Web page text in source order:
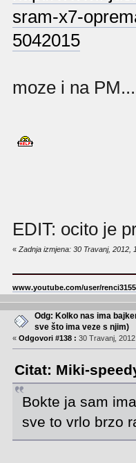
sram-x7-
5042015
moze i na PM...
EDIT: ocito je
« Zadnja izmjena: 30 Travanj, 2012,
www.youtube.com/user/
Odg: Kolko nas ima
sve što ima veze s njim)
« Odgovori #138 : 30 Travanj,
Citat: Miki-
Bokte ja sam
sve to vrlo brzo